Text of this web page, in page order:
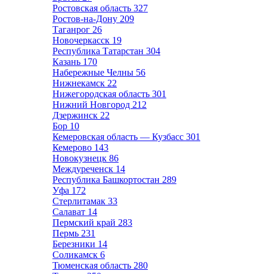
Ростовская область 327
Ростов-на-Дону 209
Таганрог 26
Новочеркасск 19
Республика Татарстан 304
Казань 170
Набережные Челны 56
Нижнекамск 22
Нижегородская область 301
Нижний Новгород 212
Дзержинск 22
Бор 10
Кемеровская область — Кузбасс 301
Кемерово 143
Новокузнецк 86
Междуреченск 14
Республика Башкортостан 289
Уфа 172
Стерлитамак 33
Салават 14
Пермский край 283
Пермь 231
Березники 14
Соликамск 6
Тюменская область 280